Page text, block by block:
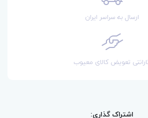
ارسال به سراسر ایران
تعویض کالای معیوب
اشتراک گذاری: